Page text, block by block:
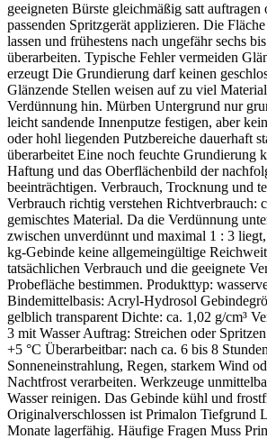
geeigneten Bürste gleichmäßig satt auftragen
passenden Spritzgerät applizieren. Die
lassen und frühestens nach ungefähr sechs
überarbeiten. Typische Fehler vermeiden
erzeugt Die Grundierung darf keinen
Glänzende Stellen weisen auf zu viel
Verdünnung hin. Mürben Untergrund nur
leicht sandende Innenputze festigen, aber
oder hohl liegenden Putzbereiche dauerhaft
überarbeitet Eine noch feuchte Grundierung
Haftung und das Oberflächenbild der
beeinträchtigen. Verbrauch, Trocknung und
Verbrauch richtig verstehen Richtverbrauch:
gemischtes Material. Da die Verdünnung
zwischen unverdünnt und maximal 1 : 3
kg-Gebinde keine allgemeingültige
tatsächlichen Verbrauch und die geeignete
Probefläche bestimmen. Produkttyp:
Bindemittelbasis: Acryl-Hydrosol
gelblich transparent Dichte: ca. 1,02 g/cm³
3 mit Wasser Auftrag: Streichen oder
+5 °C Überarbeitbar: nach ca. 6 bis 8
Sonneneinstrahlung, Regen, starkem Wind
Nachtfrost verarbeiten. Werkzeuge
Wasser reinigen. Das Gebinde kühl und
Originalverschlossen ist Primalon Tiefgrund
Monate lagerfähig. Häufige Fragen Muss